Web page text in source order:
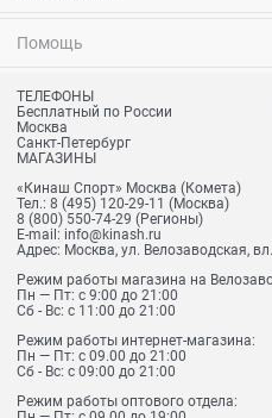
Помощь
ТЕЛЕФОНЫ
Бесплатный по России
Москва
Санкт-Петербург
МАГАЗИНЫ
«Кинаш Спорт» Москва (Комета)
Тел.: 8 (495) 120-29-11 (Москва)
8 (800) 550-74-29 (Регионы)
E-mail: info@kinash.ru
Адрес: Москва, ул. Велозаводская,
Режим работы магазина на
Пн — Пт: с 9:00 до 21:00
Сб - Вс: с 11:00 до 21:00
Режим работы интернет-магазина:
Пн — Пт: с 09.00 до 21:00
Сб - Вс: с 09:00 до 21:00
Режим работы оптового отдела: